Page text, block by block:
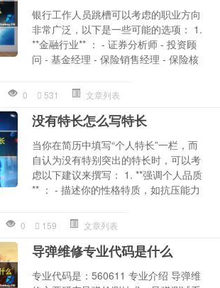
银行工作人员跳槽可以考虑的职业方向
非常广泛，以下是一些可能的选项： 1.
**金融行业** ： - 证券分析师 - 投资顾
问 - 基金经理 - 保险销售经理 - 保险核
0 531 文章列表
没有特长怎么写特长
当你在简历中填写“个人特长”一栏，而
自认为没有特别突出的特长时，可以考
虑以下建议来撰写： 1. **强调个人品质
** ： - 描述你的性格特质，如抗压能力
0 159 文章列表
导弹维修专业代码是什么
专业代码是：560611 专业介绍 导弹维